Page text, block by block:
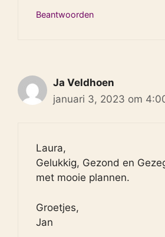
Beantwoorden
Ja Veldhoen
januari 3, 2023 om
Laura,
Gelukkig, Gezond en
met mooie plannen.
Groetjes,
Jan